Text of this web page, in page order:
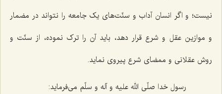
نیست؛ و اگر انسان آداب و سنّت‌های یک جامعه را نتواند در مضمار
و موازین عقل و شرع قرار دهد، باید آن را ترک نموده، از سنّت و
روش عقلانی و ممضای شرع پیروی نماید.
رسول خدا صلّی الله علیه و آله و سلّم می‌فرماید: